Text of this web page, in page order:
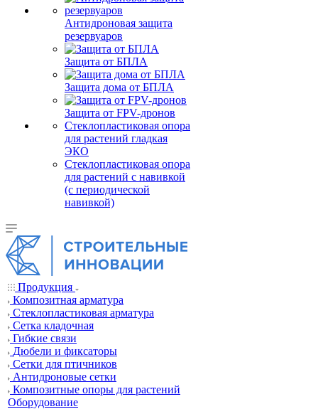
Антидроновая защита
резервуаров
Защита от БПЛА
Защита дома от БПЛА
Защита от FPV-дронов
Стеклопластиковая опора
для растений гладкая
ЭКО
Стеклопластиковая опора
для растений с навивкой
(с периодической
навивкой)
Продукция
Композитная арматура
Cтеклопластиковая арматура
Сетка кладочная
Гибкие связи
Дюбели и фиксаторы
Сетки для птичников
Антидроновые сетки
Композитные опоры для растений
Оборудование